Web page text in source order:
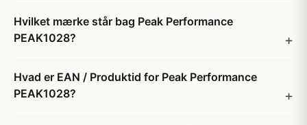
Hvilket mærke står bag Peak Performance
PEAK1028?
Hvad er EAN / Produktid for Peak Performance
PEAK1028?